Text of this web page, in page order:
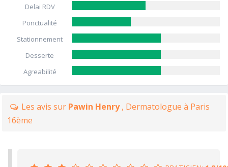
Delai RDV
Ponctualité
Stationnement
Desserte
Agreabilité
Les avis sur Pawin Henry, Dermatologue à Paris
16ème